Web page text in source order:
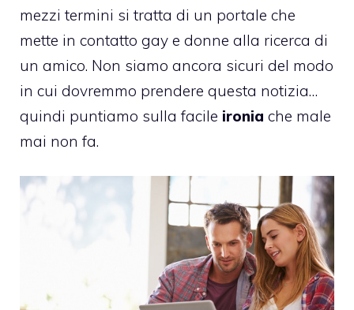
mezzi termini si tratta di un portale che
mette in contatto gay e donne alla ricerca di
un amico. Non siamo ancora sicuri del modo
in cui dovremmo prendere questa notizia…
quindi puntiamo sulla facile ironia che male
mai non fa.